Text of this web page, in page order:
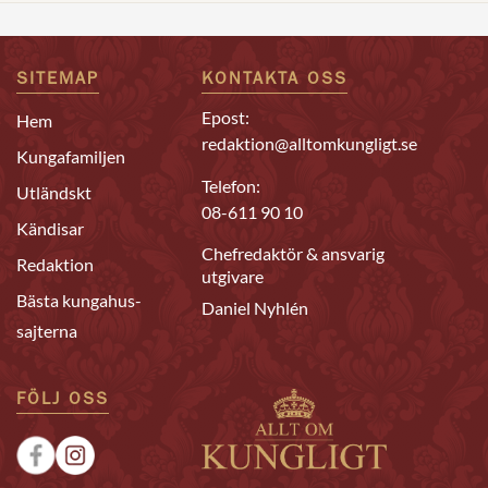
SITEMAP
Hem
Kungafamiljen
Utländskt
Kändisar
Redaktion
Bästa kungahus-
sajterna
KONTAKTA OSS
Epost:
redaktion@alltomkungligt.se
Telefon:
08-611 90 10
Chefredaktör & ansvarig
utgivare
Daniel Nyhlén
FÖLJ OSS